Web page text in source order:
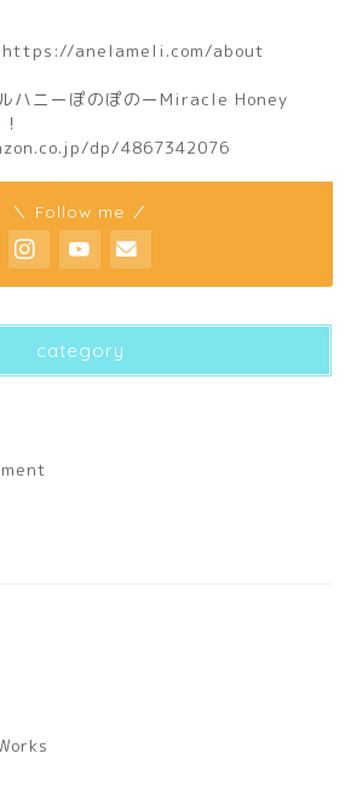
https://anelameli.com/about
ハニーぽのぽのーMiracle Honey
dp/4867342076
＼ Follow me ／
category
biography